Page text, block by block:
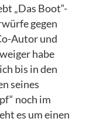
„Das Boot“-
gegen
Autor und
habe
bis in den
seines
noch im
es um einen